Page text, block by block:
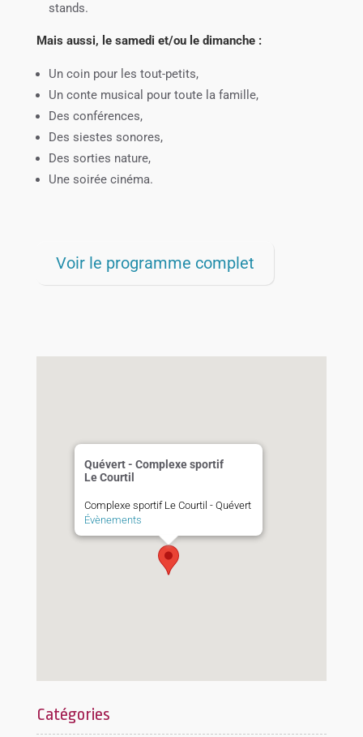
stands.
Mais aussi, le samedi et/ou le dimanche :
Un coin pour les tout-petits,
Un conte musical pour toute la famille,
Des conférences,
Des siestes sonores,
Des sorties nature,
Une soirée cinéma.
Voir le programme complet
Quévert - Complexe sportif
Le Courtil
Complexe sportif Le Courtil - Quévert
Évènements
Catégories